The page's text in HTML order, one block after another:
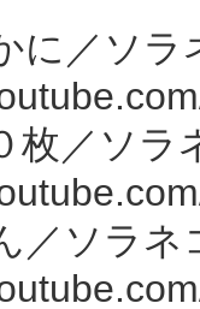
に／ソ
枚／ソ
／ソラ